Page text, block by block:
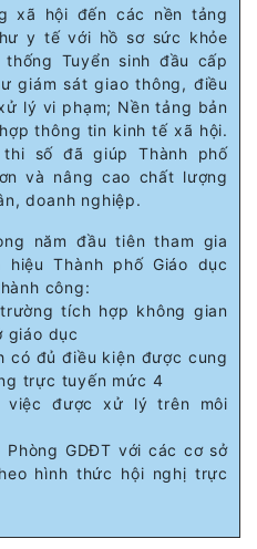
xã hội đến các nền tảng
y tế với hồ sơ sức khỏe
Tuyển sinh đầu cấp
giám sát giao thông, điều
lý vi phạm; Nền tảng bản
thông tin kinh tế xã hội.
số đã giúp Thành phố
và nâng cao chất lượng
doanh nghiệp.
năm đầu tiên tham gia
Thành phố Giáo dục
công:
tích hợp không gian
giáo dục
có đủ điều kiện được cung
trực tuyến mức 4
việc được xử lý trên môi
GDĐT với các cơ sở
hình thức hội nghị trực